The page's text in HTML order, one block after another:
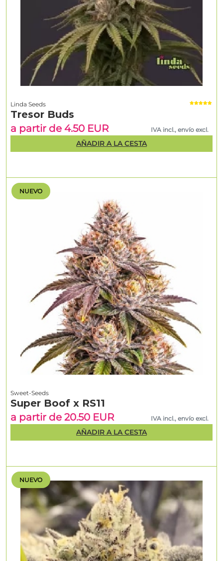
NUEVO
NUEVO
Sweet-Seeds
Super Boof x RS11
a partir de 20.50 EUR
IVA incl., envío excl.
AÑADIR A LA CESTA
Linda Seeds
Tresor Buds
a partir de 4.50 EUR
IVA incl., envío excl.
AÑADIR A LA CESTA